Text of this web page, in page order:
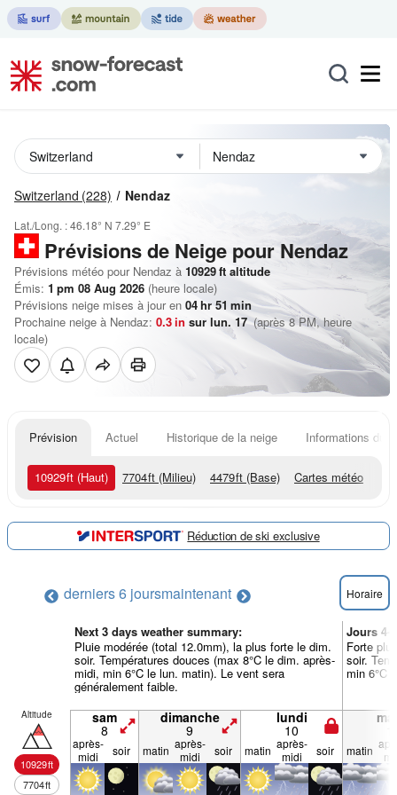
Switzerland (228) Nendaz
Lat./Long. :46.18° N 7.29° E
Prévisions de Neige pour Nendaz
Prévisions météo pour Nendaz à 10929ft altitude
Émis: 1 pm 08 Aug 2026 (heure locale)
Prévisions neige mises à jour en 04hr 51 min
Prochaine neige à Nendaz: 0.3in sur lun. 17(après 8 PM, heure
locale)
Prévision Actuel Historique de la neige Informations du
10929ft (Haut) 7704ft (Milieu) 4479ft (Base) Cartes météo
Réduction de ski exclusive
derniers 6 joursmaintenant Horaire
Next 3 days weather summary:
Pluie modérée (total 12.0mm), la plus forte le dim.
soir. Températures douces (max 8°C le dim. après-
midi, min 6°C le lun. matin). Le vent sera
généralement faible.
Jours 4-
Forte
soir.
min 6°C
Altitude
10929ft
7704ft
sam
8
dimanche
9
lundi
10
après-
midi
soir matin après-
midi
soir matin après-
midi
soir matin